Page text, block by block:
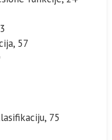
57
75